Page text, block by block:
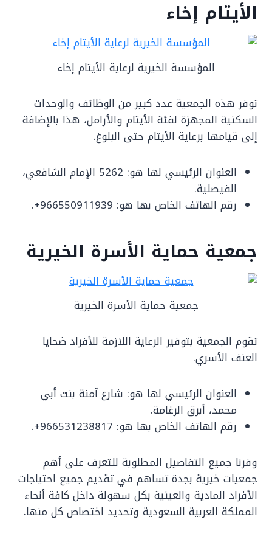
الأيتام إخاء
المؤسسة الخيرية لرعاية الأيتام إخاء
توفر هذه الجمعية عدد كبير من الوظائف والوحدات
السكنية المجهزة لفئة الأيتام والأرامل، هذا بالإضافة
إلى قيامها برعاية الأيتام حتى البلوغ.
العنوان الرئيسي لها هو: 5262 الإمام الشافعي،
الفيصلية.
رقم الهاتف الخاص بها هو: 966550911939+.
جمعية حماية الأسرة الخيرية
جمعية حماية الأسرة الخيرية
تقوم الجمعية بتوفير الرعاية اللازمة للأفراد ضحايا
العنف الأسري.
العنوان الرئيسي لها هو: شارع آمنة بنت أبي
محمد، أبرق الرغامة.
رقم الهاتف الخاص بها هو: 966531238817+.
وفرنا جميع التفاصيل المطلوبة للتعرف على أهم
جمعيات خيرية بجدة تساهم في تقديم جميع احتياجات
الأفراد المادية والعينية بكل سهولة داخل كافة أنحاء
المملكة العربية السعودية وتحديد اختصاص كل منها.